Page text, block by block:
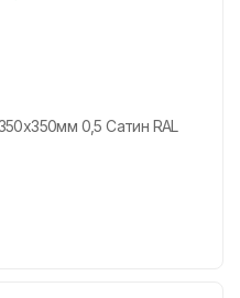
0,5 Сатин RAL